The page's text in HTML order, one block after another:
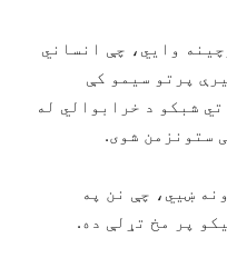
وایي، چې انساني
پرتو سیمو کې
شبکو د خرابوالي له
ستونزمن شوی.
ښيي، چې نن په
پر مخ تړلې ده.